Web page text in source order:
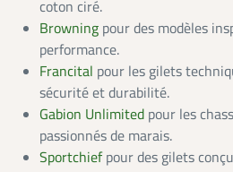
coton ciré.
Browning pour des modèles
performance.
Francital pour les gilets
sécurité et durabilité.
Gabion Unlimited pour les
passionnés de marais.
Sportchiefpour des gilets